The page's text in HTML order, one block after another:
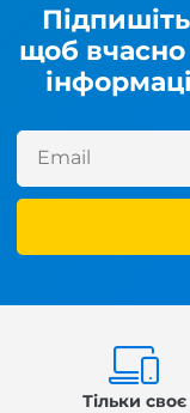
щоб вчасно
Тільки своє